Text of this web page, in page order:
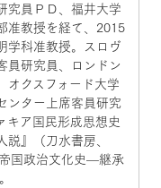
究員ＰＤ、福井大学
准教授を経て、2015
学科准教授。スロヴ
員研究員、ロンドン
オクスフォード大学
ンター上席客員研究
キア国民形成思想史
』（刀水書房、
国政治文化史—継承